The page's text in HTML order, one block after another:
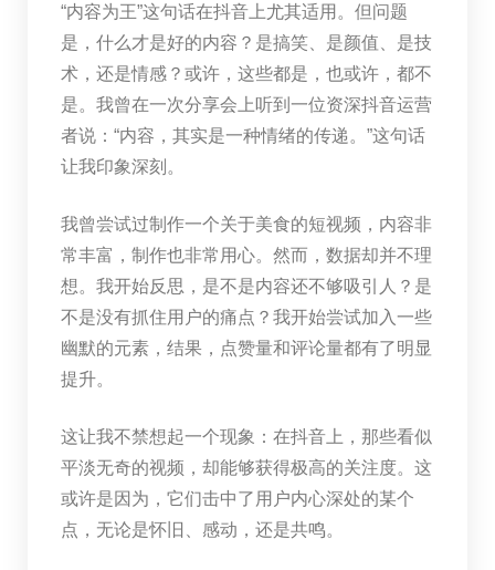
“内容为王”这句话在抖音上尤其适用。但问题
是，什么才是好的内容？是搞笑、是颜值、是技
术，还是情感？或许，这些都是，也或许，都不
是。我曾在一次分享会上听到一位资深抖音运营
者说：“内容，其实是一种情绪的传递。”这句话
让我印象深刻。
我曾尝试过制作一个关于美食的短视频，内容非
常丰富，制作也非常用心。然而，数据却并不理
想。我开始反思，是不是内容还不够吸引人？是
不是没有抓住用户的痛点？我开始尝试加入一些
幽默的元素，结果，点赞量和评论量都有了明显
提升。
这让我不禁想起一个现象：在抖音上，那些看似
平淡无奇的视频，却能够获得极高的关注度。这
或许是因为，它们击中了用户内心深处的某个
点，无论是怀旧、感动，还是共鸣。